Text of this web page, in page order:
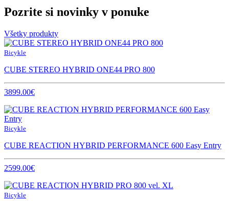
Pozrite si novinky v ponuke
Všetky produkty
Bicykle
CUBE STEREO HYBRID ONE44 PRO 800
3899.00€
Bicykle
CUBE REACTION HYBRID PERFORMANCE 600 Easy Entry
2599.00€
Bicykle